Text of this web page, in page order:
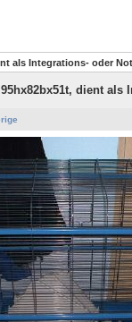
als Integrations- oder
dient als